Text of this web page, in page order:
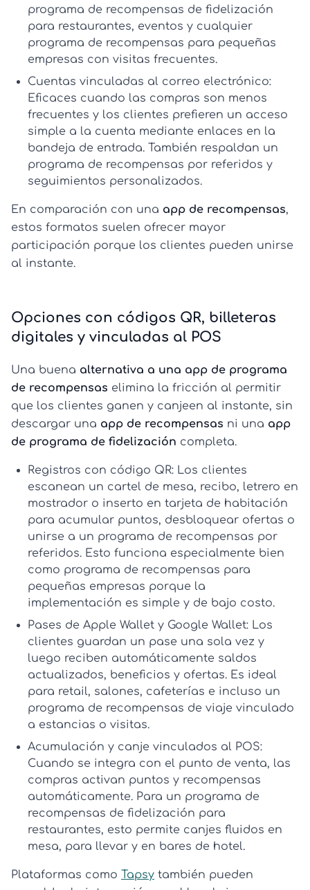
programa de recompensas de fidelización
para restaurantes, eventos y cualquier
programa de recompensas para pequeñas
empresas con visitas frecuentes.
Cuentas vinculadas al correo electrónico:
Eficaces cuando las compras son menos
frecuentes y los clientes prefieren un acceso
simple a la cuenta mediante enlaces en la
bandeja de entrada. También respaldan un
programa de recompensas por referidos y
seguimientos personalizados.
En comparación con una app de recompensas,
estos formatos suelen ofrecer mayor
participación porque los clientes pueden unirse
al instante.
Opciones con códigos QR, billeteras
digitales y vinculadas al POS
Una buena alternativa a una app de programa
de recompensas elimina la fricción al permitir
que los clientes ganen y canjeen al instante, sin
descargar una app de recompensas ni una app
de programa de fidelización completa.
Registros con código QR: Los clientes
escanean un cartel de mesa, recibo, letrero en
mostrador o inserto en tarjeta de habitación
para acumular puntos, desbloquear ofertas o
unirse a un programa de recompensas por
referidos. Esto funciona especialmente bien
como programa de recompensas para
pequeñas empresas porque la
implementación es simple y de bajo costo.
Pases de Apple Wallet y Google Wallet: Los
clientes guardan un pase una sola vez y
luego reciben automáticamente saldos
actualizados, beneficios y ofertas. Es ideal
para retail, salones, cafeterías e incluso un
programa de recompensas de viaje vinculado
a estancias o visitas.
Acumulación y canje vinculados al POS:
Cuando se integra con el punto de venta, las
compras activan puntos y recompensas
automáticamente. Para un programa de
recompensas de fidelización para
restaurantes, esto permite canjes fluidos en
mesa, para llevar y en bares de hotel.
Plataformas como Tapsy también pueden